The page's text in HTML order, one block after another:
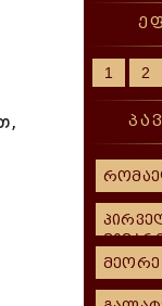
1 2